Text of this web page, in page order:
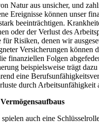
Natur aus unsicher, und
Ereignisse können unser
beeinträchtigen.
oder der Verlust des
für Risiken, denen wir
Versicherungen können
finanziellen Folgen
beispielsweise trägt
eine
durch Arbeitsunfähigkeit
auch eine